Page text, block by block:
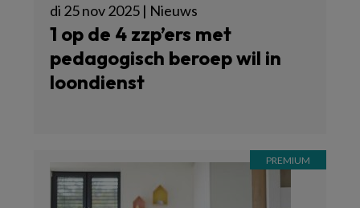
di 25 nov 2025 | Nieuws
1 op de 4 zzp’ers met
pedagogisch beroep wil in
loondienst